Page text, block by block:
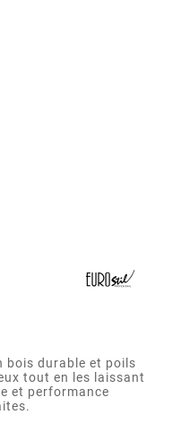
bois durable et poils
tout en les laissant
et performance